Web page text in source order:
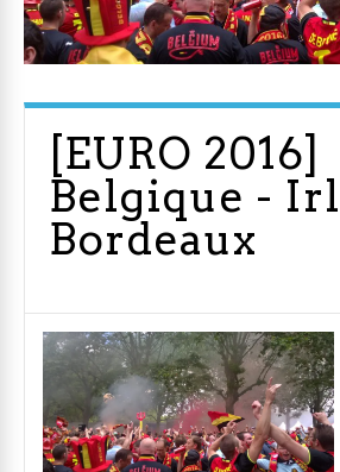
[EURO 2016]
Belgique -
Bordeaux